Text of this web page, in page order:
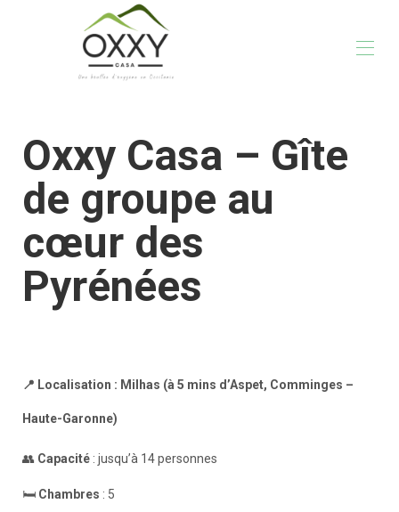
La Casa
Activités
Tarifs
Infos pratiques
Vos hôtes
Blog
Oxxy Casa – Gîte
de groupe au
cœur des
Pyrénées
📍 Localisation : Milhas (à 5 mins d’Aspet, Comminges –
Haute-Garonne)
👥 Capacité: jusqu’à 14 personnes
🛏️ Chambres : 5